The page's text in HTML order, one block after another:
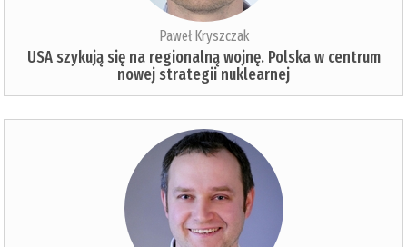
Paweł Kryszczak
USA szykują się na regionalną wojnę. Polska w centrum
nowej strategii nuklearnej